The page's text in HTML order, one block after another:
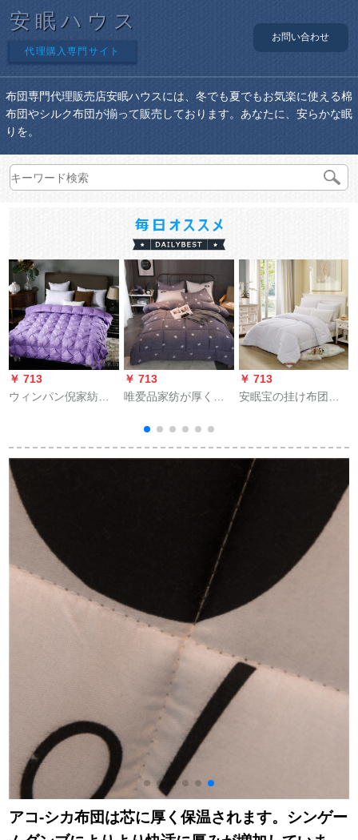
安眠ハウス
代理購入専門サイト
お問い合わせ
布団専門代理販売店安眠ハウスには、冬でも夏でもお気楽に使える棉
布団やシルク布団が揃って販売しております。あなたに、安らかな眠
りを。
￥ 713
ウィンパン倪家紡羽
冬布団捻り花羽毛布
団-紫220*240 cm充填
1500 g
￥ 713
唯爱品家纺が厚くて
とする学生寮シング
リル春秋布団盛世皇
￥ 713
安眠宝の挂け布团の
纸の年齢によって冬
に1.5繊维にゴシシシ
の冬に220*240 cmを
さす。
アコ-シカ布団は芯に厚く保温されます。シンゲー